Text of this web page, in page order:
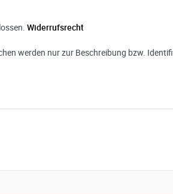
Ihrer Anfrage gelöscht. Sie können
zum Umgang mit Nutzerdaten
Widerrufsrecht
werden nur zur Beschreibung bzw.